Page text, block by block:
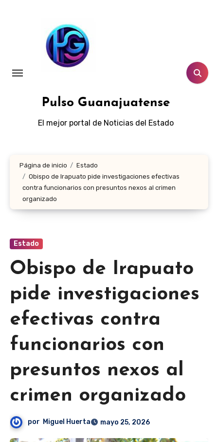
Pulso Guanajuatense
El mejor portal de Noticias del Estado
Página de inicio
Estado
Obispo de Irapuato pide investigaciones efectivas
contra funcionarios con presuntos nexos al crimen
organizado
Estado
Obispo de Irapuato
pide investigaciones
efectivas contra
funcionarios con
presuntos nexos al
crimen organizado
por Miguel Huerta mayo 25, 2026